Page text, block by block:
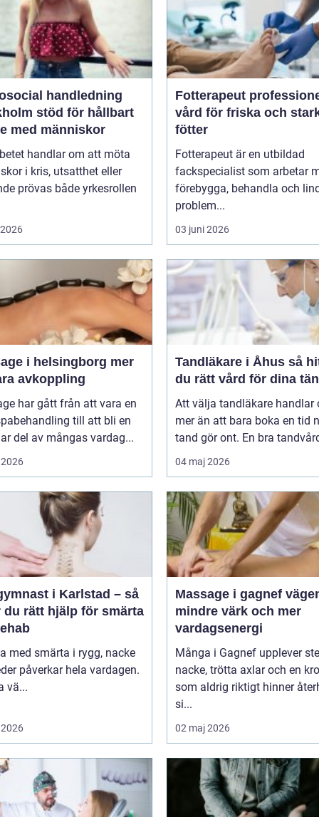
handledning
för hållbart
med människor
handlar om att möta
i kris, utsatthet eller
prövas både yrkesrollen
Fotterapeut professionell
vård för friska och
fötter
Fotterapeut är en utbildad
fackspecialist som arbetar
förebygga, behandla och
problem...
03 juni 2026
i helsingborg mer
avkoppling
har gått från att vara en
till att bli en
del av mångas vardag...
Tandläkare i Åhus så hittar
du rätt vård för dina
Att välja tandläkare handlar
mer än att bara boka en tid
tand gör ont. En bra
04 maj 2026
i Karlstad – så
du rätt hjälp för smärta
med smärta i rygg, nacke
påverkar hela vardagen.
vä...
Massage i gagnef vägen till
mindre värk och mer
vardagsenergi
Många i Gagnef upplever
nacke, trötta axlar och en
som aldrig riktigt hinner
si...
02 maj 2026